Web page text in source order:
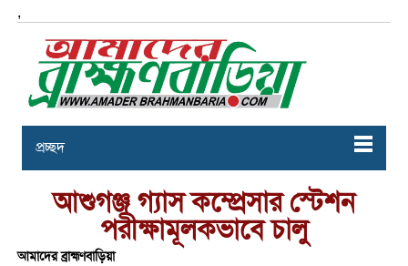
,
প্রচ্ছদ
আশুগঞ্জ গ্যাস কম্প্রেসার স্টেশন
পরীক্ষামূলকভাবে চালু
আমাদের ব্রাহ্মণবাড়িয়া